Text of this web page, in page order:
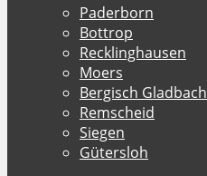
Paderborn
Bottrop
Recklinghausen
Moers
Bergisch Gladbach
Remscheid
Siegen
Gütersloh